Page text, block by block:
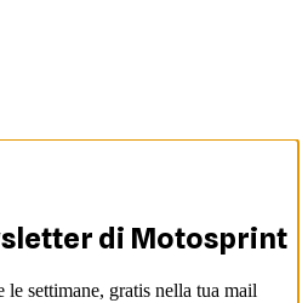
di Motosprint
settimane, gratis nella tua mail